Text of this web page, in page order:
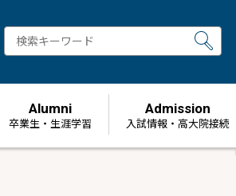
Alumni
卒業生・生涯学習
Admission
⼊試情報・高大院接続